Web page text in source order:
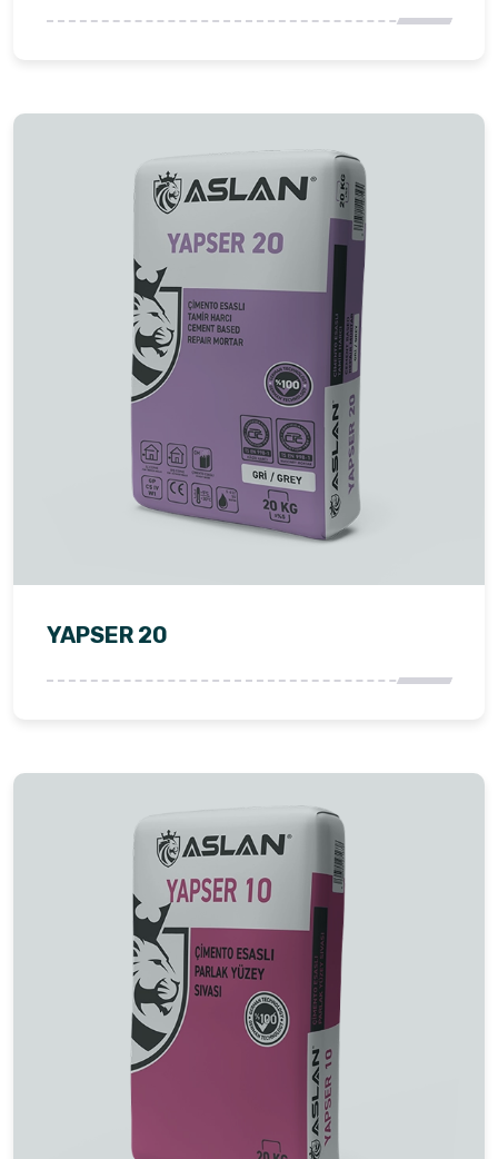
YAPSER 20